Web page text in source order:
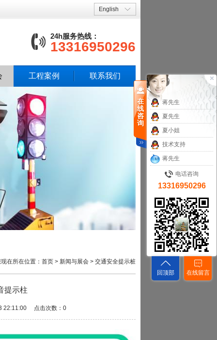
English
24h服务热线：
13316950296
工程案例 联系我们
在所在位置： 首页 > 新闻与展会 > 交通安全提示桩
提示柱
22:11:00 点击次数：0
在
线
咨
询
蒋先生
夏先生
夏小姐
技术支持
蒋先生
电话咨询
13316950296
回顶部 在线留言